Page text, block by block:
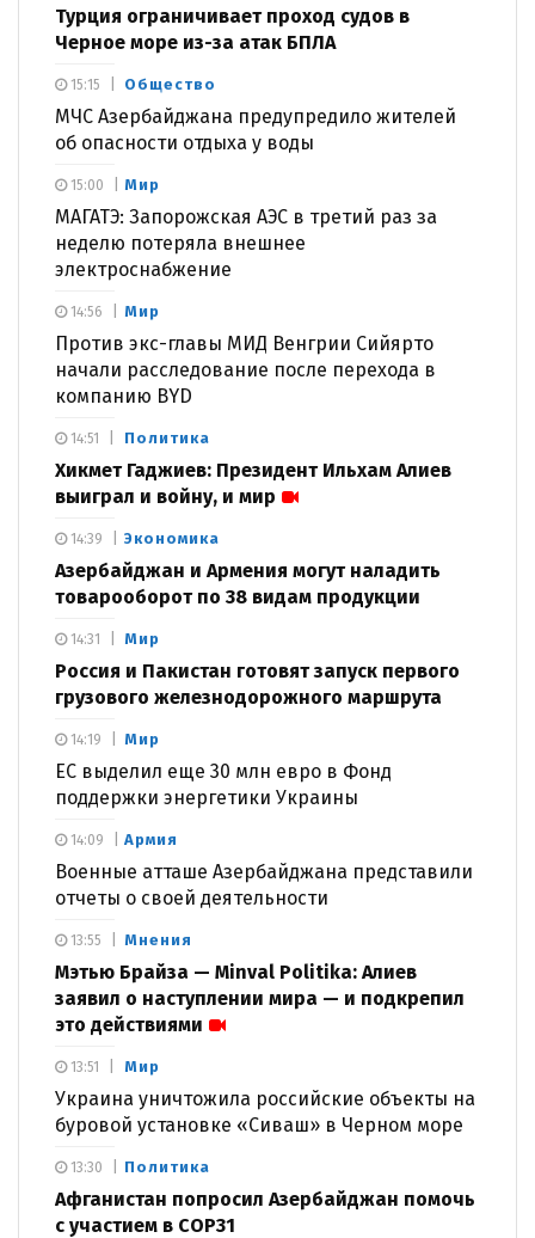
Турция ограничивает проход судов в
Черное море из-за атак БПЛА
Общество
МЧС Азербайджана предупредило жителей
об опасности отдыха у воды
15:15
Мир
МАГАТЭ: Запорожская АЭС в третий раз за
неделю потеряла внешнее
электроснабжение
15:00
Мир
Против экс-главы МИД Венгрии Сийярто
начали расследование после перехода в
компанию BYD
14:56
Политика
Хикмет Гаджиев: Президент Ильхам Алиев
выиграл и войну, и мир
14:51
Экономика
Азербайджан и Армения могут наладить
товарооборот по 38 видам продукции
14:39
Мир
Россия и Пакистан готовят запуск первого
грузового железнодорожного маршрута
14:31
Мир
ЕС выделил еще 30 млн евро в Фонд
поддержки энергетики Украины
14:19
Армия
Военные атташе Азербайджана представили
отчеты о своей деятельности
14:09
Мнения
Мэтью Брайза — Minval Politika: Алиев
заявил о наступлении мира — и подкрепил
это действиями
13:55
Мир
Украина уничтожила российские объекты на
буровой установке «Сиваш» в Черном море
13:51
Политика
Афганистан попросил Азербайджан помочь
с участием в COP31
13:30